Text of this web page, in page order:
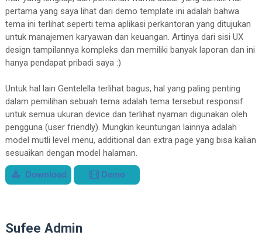
pertama yang saya lihat dari demo template ini adalah bahwa
tema ini terlihat seperti tema aplikasi perkantoran yang ditujukan
untuk manajemen karyawan dan keuangan. Artinya dari sisi UX
design tampilannya kompleks dan memiliki banyak laporan dan ini
hanya pendapat pribadi saya :)
Untuk hal lain Gentelella terlihat bagus, hal yang paling penting
dalam pemilihan sebuah tema adalah tema tersebut responsif
untuk semua ukuran device dan terlihat nyaman digunakan oleh
pengguna (user friendly). Mungkin keuntungan lainnya adalah
model mutli level menu, additional dan extra page yang bisa kalian
sesuaikan dengan model halaman.
Download Demo
Sufee Admin